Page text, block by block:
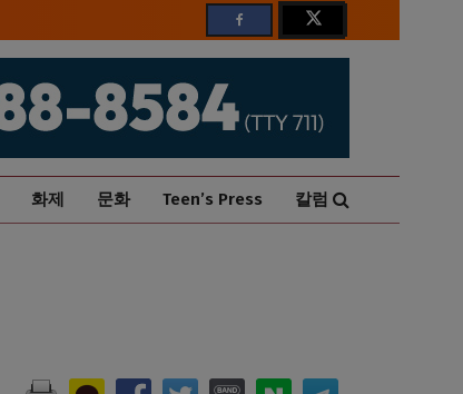
화제 문화 Teen’s Press 칼럼